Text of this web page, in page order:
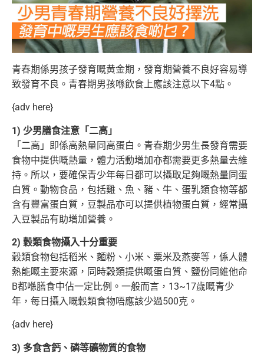
青春期係男孩子發育嘅黄金期，發育期營養不良好容易導
致發育不良。青春期男孩喺飲食上應該注意以下4點。
{adv here}
1) 少男膳食注意「二高」
「二高」即係高熱量同高蛋白。青春期少男生長發育需要
食物中提供嘅熱量，體力活動增加亦都需要更多熱量去維
持。所以，要確保青少年每日都可以攝取足夠嘅熱量同蛋
白質。動物食品，包括雞、魚、豬、牛、蛋乳類食物等都
含有豐富蛋白質，豆製品亦可以提供植物蛋白質，經常攝
入豆製品有助增加營養。
2) 穀類食物攝入十分重要
穀類食物包括稻米、麵粉、小米、粟米及燕麥等，係人體
熱能嘅主要來源，同時穀類提供嘅蛋白質、鹽份同維他命
B都喺膳食中佔一定比例。 一般而言，13~17歲嘅青少
年，每日攝入嘅穀類食物唔應該少過500克。
{adv here}
3) 多食含鈣、磷等礦物質的食物